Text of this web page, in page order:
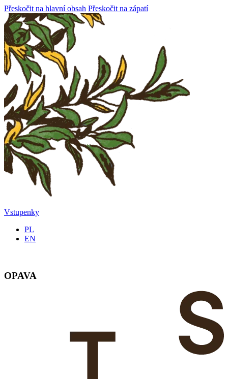
Přeskočit na hlavní obsah Přeskočit na zápatí
Vstupenky
PL
EN
OPAVA